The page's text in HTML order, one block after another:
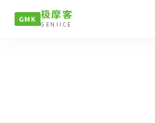
GMK 极摩客
GENIICE